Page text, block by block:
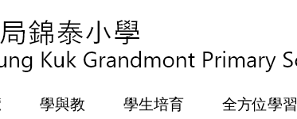
學與教 學生培育 全方位學習